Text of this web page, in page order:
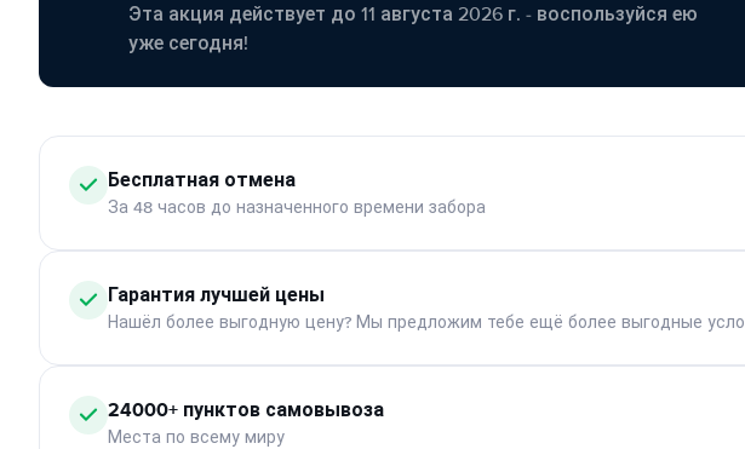
Эта акция действует до 11 августа 2026 г. - воспользуйся ею
уже сегодня!
Бесплатная отмена
За 48 часов до назначенного времени забора
Гарантия лучшей цены
Нашёл более выгодную цену? Мы предложим тебе ещё более выгодные
24000+ пунктов самовывоза
Места по всему миру